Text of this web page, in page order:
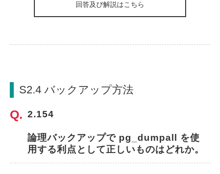
回答及び解説はこちら
S2.4 バックアップ方法
2.154
論理バックアップで pg_dumpall を使
用する利点として正しいものはどれか。